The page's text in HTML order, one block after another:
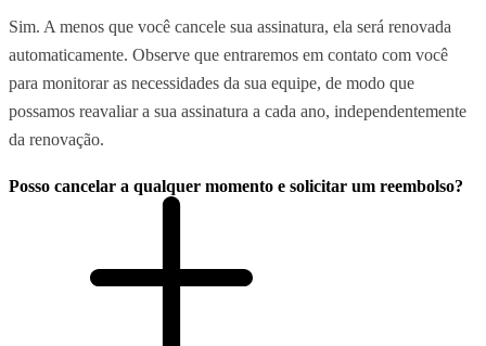
Sim. A menos que você cancele sua assinatura, ela será renovada
automaticamente. Observe que entraremos em contato com você
para monitorar as necessidades da sua equipe, de modo que
possamos reavaliar a sua assinatura a cada ano, independentemente
da renovação.
Posso cancelar a qualquer momento e solicitar um reembolso?